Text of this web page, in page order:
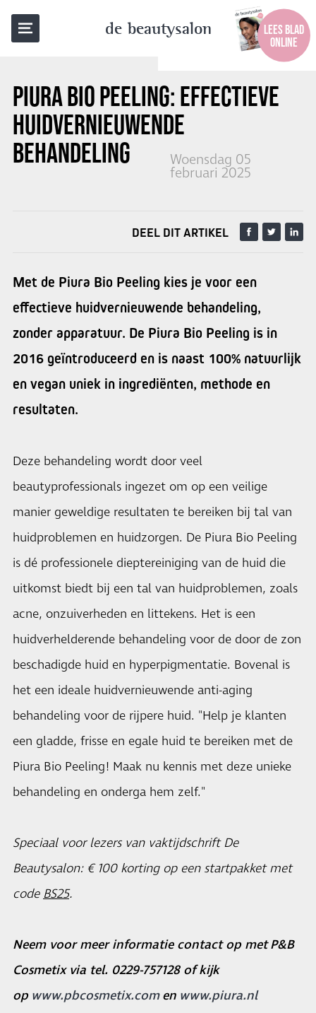
de beautysalon
LEES BLAD
ONLINE
PIURA BIO PEELING: EFFECTIEVE
HUIDVERNIEUWENDE
BEHANDELING
Woensdag 05
februari 2025
TERUG NAAR OVERZICHT
DEEL DIT ARTIKEL
Met de Piura Bio Peeling kies je voor een
effectieve huidvernieuwende behandeling,
zonder apparatuur. De Piura Bio Peeling is in
2016 geïntroduceerd en is naast 100% natuurlijk
en vegan uniek in ingrediënten, methode en
resultaten.
Deze behandeling wordt door veel
beautyprofessionals ingezet om op een veilige
manier geweldige resultaten te bereiken bij tal van
huidproblemen en huidzorgen. De Piura Bio Peeling
is dé professionele dieptereiniging van de huid die
uitkomst biedt bij een tal van huidproblemen, zoals
acne, onzuiverheden en littekens. Het is een
huidverhelderende behandeling voor de door de zon
beschadigde huid en hyperpigmentatie. Bovenal is
het een ideale huidvernieuwende anti-aging
behandeling voor de rijpere huid. "Help je klanten
een gladde, frisse en egale huid te bereiken met de
Piura Bio Peeling! Maak nu kennis met deze unieke
behandeling en onderga hem zelf."
Speciaal voor lezers van vaktijdschrift De
Beautysalon: € 100 korting op een startpakket met
codeBS25.
Neem voor meer informatie contact op met P&B
Cosmetix via tel. 0229-757128 of kijk
op www.pbcosmetix.comen www.piura.nl